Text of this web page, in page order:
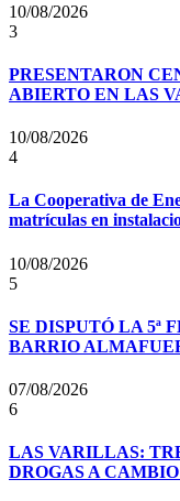
10/08/2026
3
PRESENTARON
ABIERTO EN LAS
10/08/2026
4
La Cooperativa de
matrículas en
10/08/2026
5
SE DISPUTÓ LA 5ª
BARRIO
07/08/2026
6
LAS VARILLAS:
DROGAS A